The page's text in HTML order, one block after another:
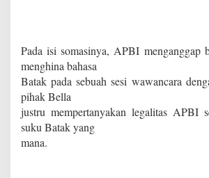
Pada isi somasinya, APBI menganggap
menghina bahasa
Batak pada sebuah sesi wawancara
pihak Bella
justru mempertanyakan legalitas APBI
suku Batak yang
mana.